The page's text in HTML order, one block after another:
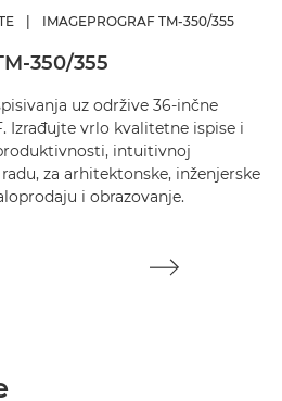
IMAGEPROGRAF TM-350/355
350/355
uz održive 36-inčne
Izrađujte vrlo kvalitetne ispise i
intuitivnoj
za arhitektonske, inženjerske
i obrazovanje.